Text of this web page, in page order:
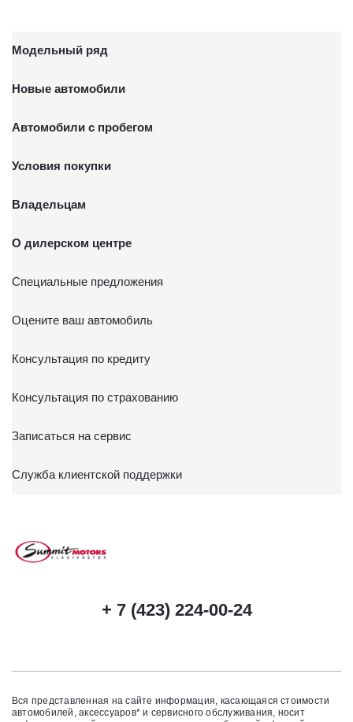
Модельный ряд
Новые автомобили
Автомобили с пробегом
Условия покупки
Владельцам
О дилерском центре
Специальные предложения
Оцените ваш автомобиль
Консультация по кредиту
Консультация по страхованию
Записаться на сервис
Служба клиентской поддержки
+ 7 (423) 224-00-24
Вся представленная на сайте информация, касающаяся стоимости
автомобилей, аксессуаров* и сервисного обслуживания, носит